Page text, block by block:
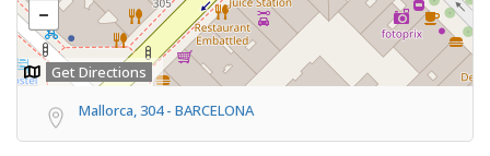
Get Directions
Mallorca, 304 - BARCELONA